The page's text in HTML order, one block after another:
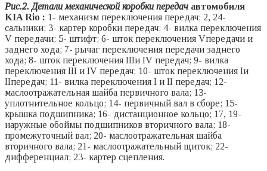
Рис.2. Детали механической коробки передач автомобиля
KIA Rio : 1- механизм переключения передач; 2, 24-
сальники; 3- картер коробки передач; 4- вилка переключения
V передачи; 5- штифт; 6- шток переключения Vпередачи и
заднего хода; 7- рычаг переключения передачи заднего
хода; 8- шток переключения IIIи IV передач; 9- вилка
переключения III и IV передач; 10- шток переключения Iи
IIпередач; 11- вилка переключения I и II передач; 12-
маслоотражательная шайба первичного вала; 13-
уплотнительное кольцо; 14- первичный вал в сборе; 15-
крышка подшипника; 16- дистанционное кольцо; 17, 19-
наружные обоймы подшипников вторичного вала; 18-
промежуточный вал; 20- маслоотражательная шайба
вторичного вала; 21- маслоотражательный щиток; 22-
дифференциал; 23- картер сцепления.